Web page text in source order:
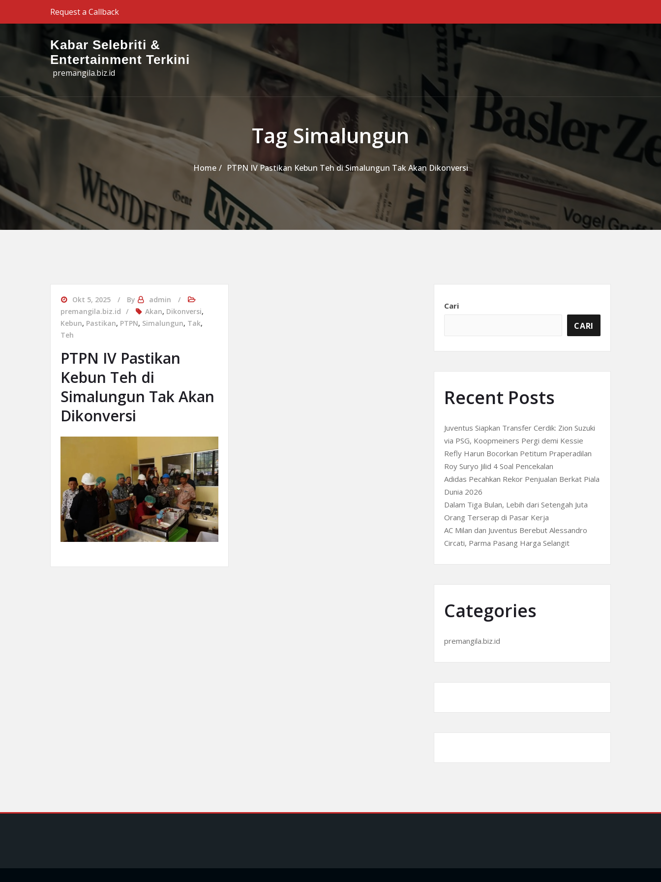
Skip to the contentRequest a Callback
Kabar Selebriti &
Entertainment Terkini
premangila.biz.id
Tag Simalungun
Home PTPN IV Pastikan Kebun Teh di Simalungun Tak Akan Dikonversi
Okt 5, 2025 By
admin
premangila.biz.id
Akan, Dikonversi,
Kebun, Pastikan, PTPN, Simalungun, Tak,
Teh
PTPN IV Pastikan
Kebun Teh di
Simalungun Tak Akan
Dikonversi
Cari
CARI
Recent Posts
Juventus Siapkan Transfer Cerdik: Zion Suzuki
via PSG, Koopmeiners Pergi demi Kessie
Refly Harun Bocorkan Petitum Praperadilan
Roy Suryo Jilid 4 Soal Pencekalan
Adidas Pecahkan Rekor Penjualan Berkat Piala
Dunia 2026
Dalam Tiga Bulan, Lebih dari Setengah Juta
Orang Terserap di Pasar Kerja
AC Milan dan Juventus Berebut Alessandro
Circati, Parma Pasang Harga Selangit
Categories
premangila.biz.id